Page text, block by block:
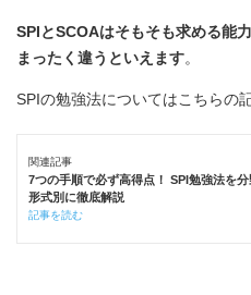
SPIとSCOAはそもそも求める能
まったく違うといえます。
SPIの勉強法についてはこちらの
関連記事
7つの手順で必ず高得点！ SPI勉強法を分
形式別に徹底解説
記事を読む